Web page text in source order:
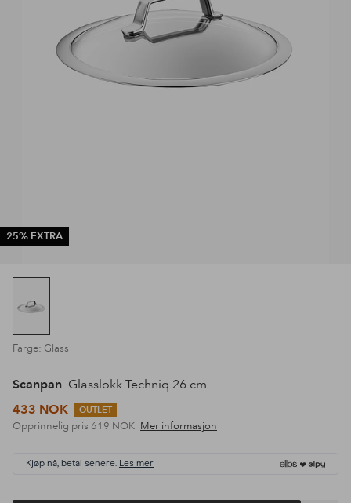
25% EXTRA
Farge: Glass
Scanpan Glasslokk Techniq 26 cm
433 NOK
OUTLET
Opprinnelig pris 619 NOK Mer informasjon
Kjøp nå, betal senere. Les mer